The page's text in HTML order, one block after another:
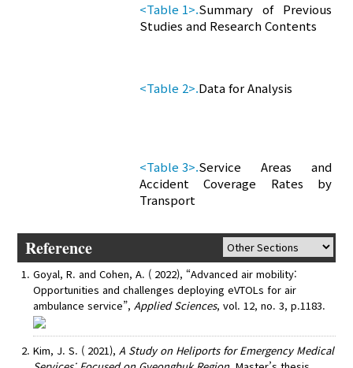
<Table 1>.Summary of Previous
Studies and Research Contents
<Table 2>.Data for Analysis
<Table 3>.Service Areas and
Accident Coverage Rates by
Transport
Reference
Goyal, R. and Cohen, A. ( 2022), “Advanced air mobility:
Opportunities and challenges deploying eVTOLs for air
ambulance service”,Applied Sciences, vol. 12, no. 3, p.1183.
Kim, J. S. ( 2021),A Study on Heliports for Emergency Medical